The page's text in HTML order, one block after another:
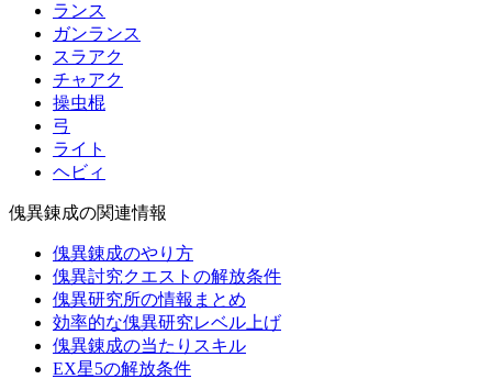
ランス
ガンランス
スラアク
チャアク
操虫棍
弓
ライト
ヘビィ
傀異錬成の関連情報
傀異錬成のやり方
傀異討究クエストの解放条件
傀異研究所の情報まとめ
効率的な傀異研究レベル上げ
傀異錬成の当たりスキル
EX星5の解放条件